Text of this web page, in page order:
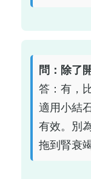
問：除了
答：有，
適用小結
有效。別
拖到腎衰